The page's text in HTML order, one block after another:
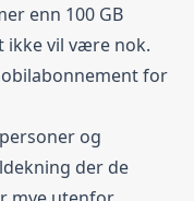
enn 100 GB
ikke vil være nok.
for
og
der de